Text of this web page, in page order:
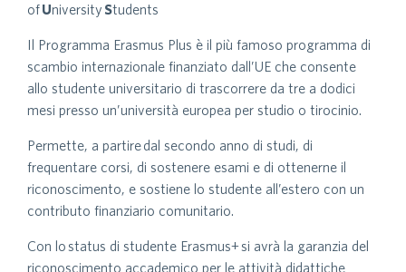
ofUniversity Students
Il Programma Erasmus Plus è il più famoso programma di
scambio internazionale finanziato dall’UE che consente
allo studente universitario di trascorrere da tre a dodici
mesi presso un’università europea per studio o tirocinio.
Permette, a partire dal secondo anno di studi, di
frequentare corsi, di sostenere esami e di ottenerne il
riconoscimento, e sostiene lo studente all’estero con un
contributo finanziario comunitario.
Con lo status di studente Erasmus+ si avrà la garanzia del
riconoscimento accademico per le attività didattiche